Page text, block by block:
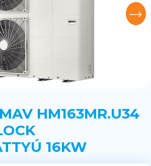
HM163MR.U34
16KW